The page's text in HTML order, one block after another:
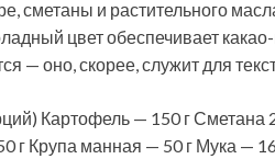
сметаны и растительного
цвет обеспечивает
— оно, скорее, служит для
Картофель — 150 г
г Крупа манная — 50 г Мука —